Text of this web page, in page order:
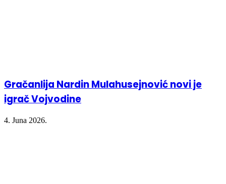
Gračanlija Nardin Mulahusejnović novi je
igrač Vojvodine
4. Juna 2026.